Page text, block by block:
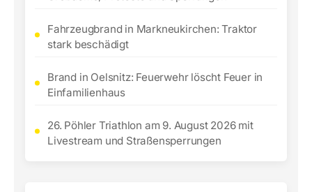
Fahrzeugbrand in Markneukirchen: Traktor
stark beschädigt
Brand in Oelsnitz: Feuerwehr löscht Feuer in
Einfamilienhaus
26. Pöhler Triathlon am 9. August 2026 mit
Livestream und Straßensperrungen